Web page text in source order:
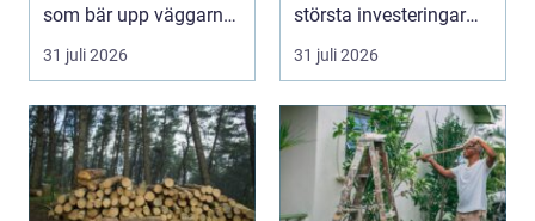
som bär upp väggarna
mot pla...
31 juli 2026
största investeringar
m...
31 juli 2026